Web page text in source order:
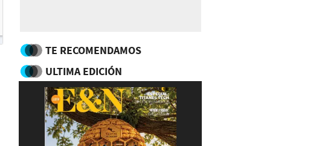
TE RECOMENDAMOS
ULTIMA EDICIÓN